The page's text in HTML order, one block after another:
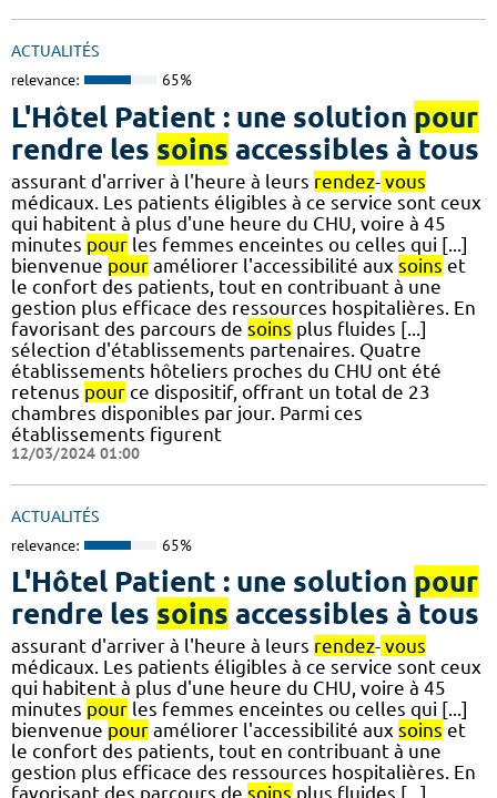
ACTUALITÉS
relevance: 65%
L'Hôtel Patient : une solution pour
rendre les soins accessibles à tous
assurant d'arriver à l'heure à leurs rendez- vous
médicaux. Les patients éligibles à ce service sont ceux
qui habitent à plus d'une heure du CHU, voire à 45
minutes pour les femmes enceintes ou celles qui [...]
bienvenue pour améliorer l'accessibilité aux soins et
le confort des patients, tout en contribuant à une
gestion plus efficace des ressources hospitalières. En
favorisant des parcours de soins plus fluides [...]
sélection d'établissements partenaires. Quatre
établissements hôteliers proches du CHU ont été
retenus pour ce dispositif, offrant un total de 23
chambres disponibles par jour. Parmi ces
établissements figurent
12/03/2024 01:00
ACTUALITÉS
relevance: 65%
L'Hôtel Patient : une solution pour
rendre les soins accessibles à tous
assurant d'arriver à l'heure à leurs rendez- vous
médicaux. Les patients éligibles à ce service sont ceux
qui habitent à plus d'une heure du CHU, voire à 45
minutes pour les femmes enceintes ou celles qui [...]
bienvenue pour améliorer l'accessibilité aux soins et
le confort des patients, tout en contribuant à une
gestion plus efficace des ressources hospitalières. En
favorisant des parcours de soins plus fluides [...]